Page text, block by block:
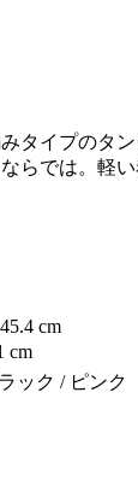
タイプのタ
らでは。軽
cm
cm
ック / ピンク